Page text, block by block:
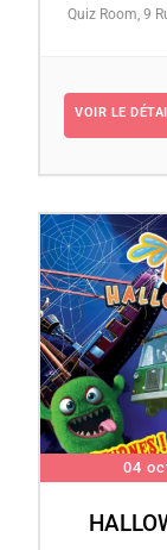
Quiz Room, 9
VOIR LE
04